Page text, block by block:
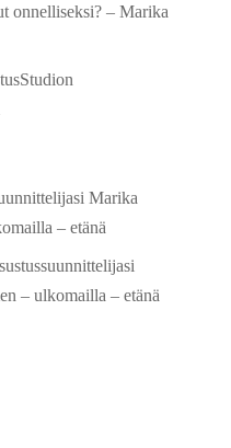
onnelliseksi? – Marika
Marika
– etänä
– ulkomailla – etänä